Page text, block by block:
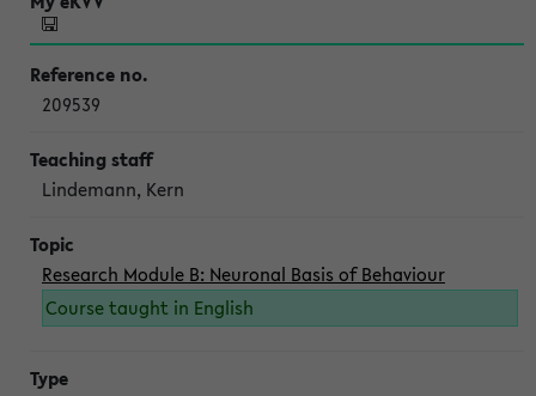
209539
Lindemann, Kern
Research Module B: Neuronal Basis of Behaviour
Course taught in English